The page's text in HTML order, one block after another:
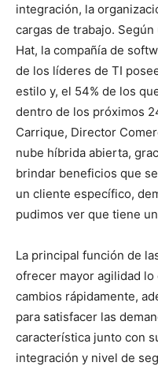
integración, la
cargas de trabajo.
Hat, la compañía de
de los líderes de TI
estilo y, el 54% de los
dentro de los próximos
Carrique, Director
nube híbrida abierta,
brindar beneficios que
un cliente específico,
pudimos ver que tiene
La principal función de
ofrecer mayor agilidad
cambios rápidamente,
para satisfacer las
característica junto con
integración y nivel de